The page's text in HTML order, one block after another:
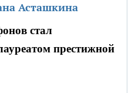
Асташкина
стал
престижной